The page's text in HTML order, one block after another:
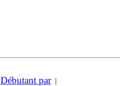
Débutant par|